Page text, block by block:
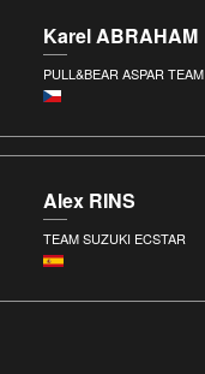
Karel ABRAHAM
PULL&BEAR ASPAR TEAM
Alex RINS
TEAM SUZUKI ECSTAR